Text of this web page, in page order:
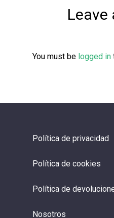
Leave
You must be logged in
Política de privacidad
Política de cookies
Política de
Nosotros